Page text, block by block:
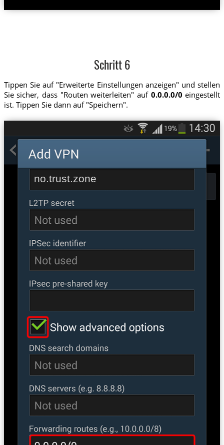
Schritt 6
Tippen Sie auf "Erweiterte Einstellungen anzeigen" und stellen
Sie sicher, dass "Routen weiterleiten" auf 0.0.0.0/0 eingestellt
ist. Tippen Sie dann auf "Speichern".
no.trust.zone